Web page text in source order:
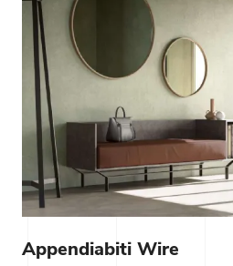
Appendiabiti Wire